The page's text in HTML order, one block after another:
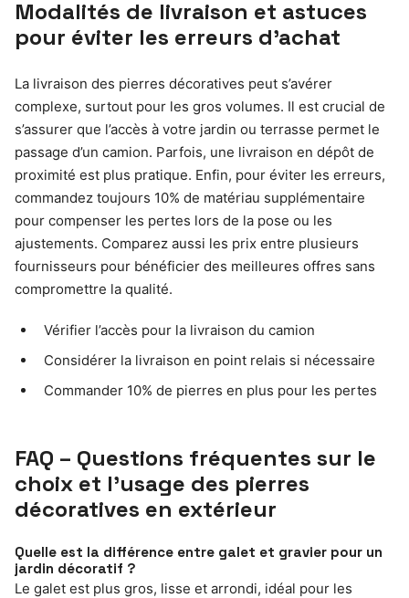
Modalités de livraison et astuces
pour éviter les erreurs d’achat
La livraison des pierres décoratives peut s’avérer
complexe, surtout pour les gros volumes. Il est crucial de
s’assurer que l’accès à votre jardin ou terrasse permet le
passage d’un camion. Parfois, une livraison en dépôt de
proximité est plus pratique. Enfin, pour éviter les erreurs,
commandez toujours 10% de matériau supplémentaire
pour compenser les pertes lors de la pose ou les
ajustements. Comparez aussi les prix entre plusieurs
fournisseurs pour bénéficier des meilleures offres sans
compromettre la qualité.
Vérifier l’accès pour la livraison du camion
Considérer la livraison en point relais si nécessaire
Commander 10% de pierres en plus pour les pertes
FAQ – Questions fréquentes sur le
choix et l’usage des pierres
décoratives en extérieur
Quelle est la différence entre galet et gravier pour un
jardin décoratif ?
Le galet est plus gros, lisse et arrondi, idéal pour les